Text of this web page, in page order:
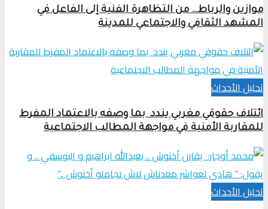
موازين والرباط… من التظاهرة الفنية إلى الفاعل في
المشهد الثقافي والاجتماعي للمدينة
تحلیل الأحداث
ائتلاف حقوقي مغربي يندد بما وصفه بالاعتماد المفرط
للمقاربة الأمنية في مواجهة المطالب الاجتماعية
تحلیل الأحداث